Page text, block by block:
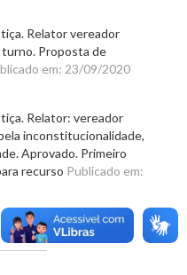
Relator vereador
Proposta de
em: 23/09/2020
Relator: vereador
inconstitucionalidade,
Aprovado. Primeiro
recurso Publicado em: